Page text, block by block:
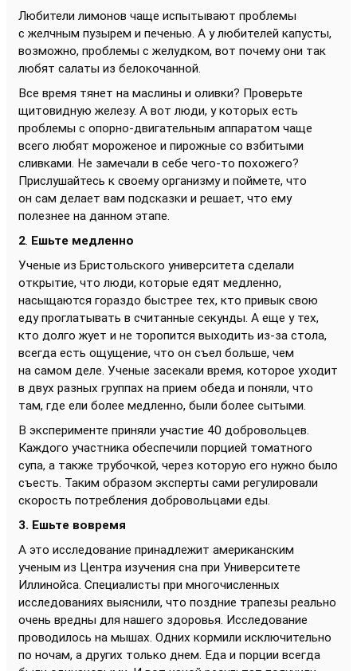
Любители лимонов чаще испытывают проблемы
с желчным пузырем и печенью. А у любителей капусты,
возможно, проблемы с желудком, вот почему они так
любят салаты из белокочанной.
Все время тянет на маслины и оливки? Проверьте
щитовидную железу. А вот люди, у которых есть
проблемы с опорно-двигательным аппаратом чаще
всего любят мороженое и пирожные со взбитыми
сливками. Не замечали в себе чего-то похожего?
Прислушайтесь к своему организму и поймете, что
он сам делает вам подсказки и решает, что ему
полезнее на данном этапе.
2. Ешьте медленно
Ученые из Бристольского университета сделали
открытие, что люди, которые едят медленно,
насыщаются гораздо быстрее тех, кто привык свою
еду проглатывать в считанные секунды. А еще у тех,
кто долго жует и не торопится выходить из-за стола,
всегда есть ощущение, что он съел больше, чем
на самом деле. Ученые засекали время, которое уходит
в двух разных группах на прием обеда и поняли, что
там, где ели более медленно, были более сытыми.
В эксперименте приняли участие 40 добровольцев.
Каждого участника обеспечили порцией томатного
супа, а также трубочкой, через которую его нужно было
съесть. Таким образом эксперты сами регулировали
скорость потребления добровольцами еды.
3. Ешьте вовремя
А это исследование принадлежит американским
ученым из Центра изучения сна при Университете
Иллинойса. Специалисты при многочисленных
исследованиях выяснили, что поздние трапезы реально
очень вредны для нашего здоровья. Исследование
проводилось на мышах. Одних кормили исключительно
по ночам, а других только днем. Еда и порции всегда